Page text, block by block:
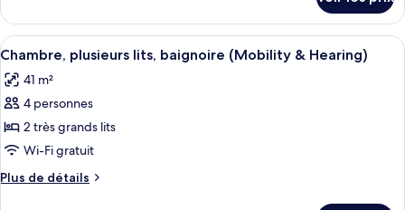
Chambre,
plusieurs
lits
(Roll-
In
Shower)
le
type
de
Chambre,
plusieurs
(Roll-
In
Afficher
toutes
les
photos
pour
ce
type
de
Une chambre d’hôtel avec deux lits,
5
Chambre, plusieurs lits, baignoire (Mobility & Hearing)
41 m²
4 personnes
2 très grands lits
Wi-Fi gratuit
Plus de détails
Plus